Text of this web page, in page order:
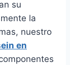
su
la
nuestro
en